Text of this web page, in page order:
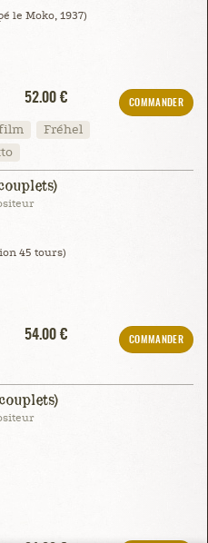
le Moko, 1937)
52.00 €
COMMANDER
Fréhel
45 tours)
54.00 €
COMMANDER